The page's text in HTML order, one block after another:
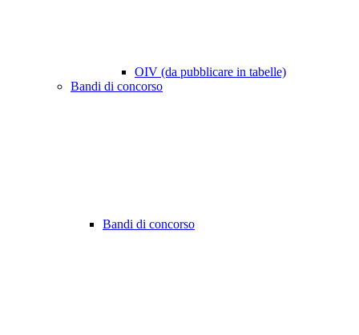
OIV (da pubblicare in tabelle)
Bandi di concorso
Bandi di concorso